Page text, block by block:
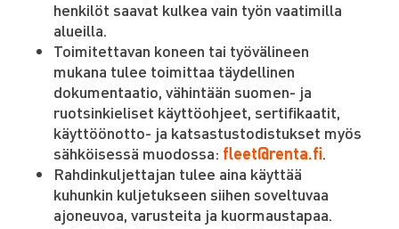
henkilöt saavat kulkea vain työn vaatimilla
alueilla.
Toimitettavan koneen tai työvälineen
mukana tulee toimittaa täydellinen
dokumentaatio, vähintään suomen- ja
ruotsinkieliset käyttöohjeet, sertifikaatit,
käyttöönotto- ja katsastustodistukset myös
sähköisessä muodossa: fleet@renta.fi
Rahdinkuljettajan tulee aina käyttää
kuhunkin kuljetukseen siihen soveltuvaa
ajoneuvoa, varusteita ja kuormaustapaa.